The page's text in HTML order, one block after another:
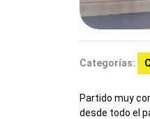
Categorías:
Partido muy
desde todo el